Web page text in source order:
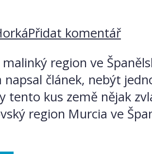
Přidat komentář
region ve
napsal článek, nebýt
tento kus země nějak
region Murcia ve